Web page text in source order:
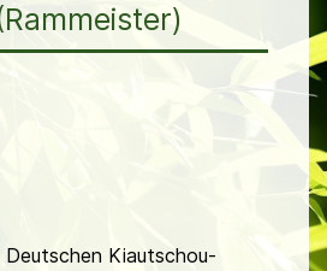
Kiautschou-